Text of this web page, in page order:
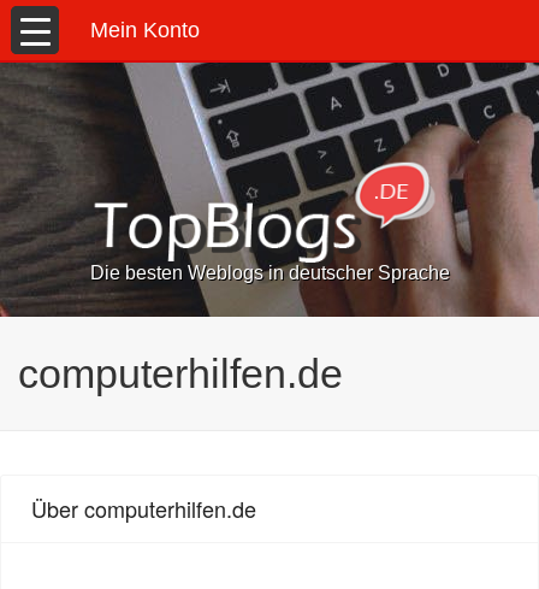
Mein Konto
Die besten Weblogs in deutscher Sprache
computerhilfen.de
Über computerhilfen.de